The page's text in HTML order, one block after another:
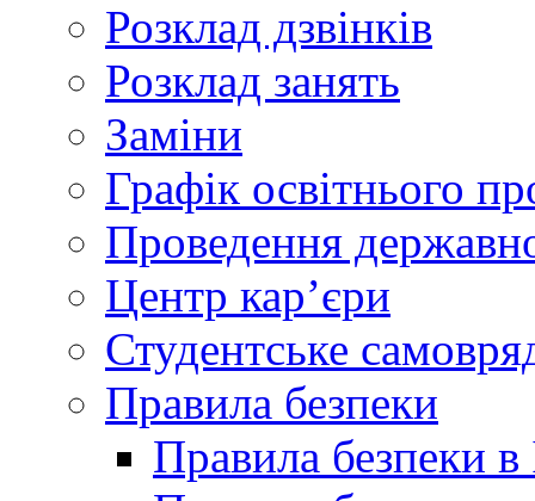
Розклад дзвінків
Розклад занять
Заміни
Графік освітнього
Проведення
Центр кар’єри
Студентське
Правила безпеки
Правила безпеки в